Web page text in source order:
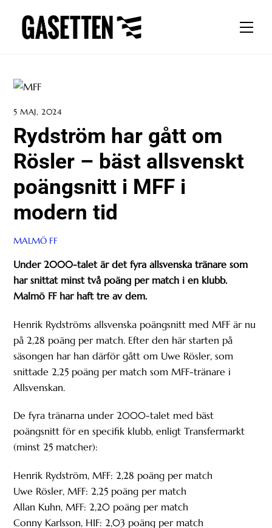
content
5 MAJ, 2024
Rydström har gått om
Rösler – bäst allsvenskt
poängsnitt i MFF i
modern tid
MALMÖ FF
Under 2000-talet är det fyra allsvenska tränare som
har snittat minst två poäng per match i en klubb.
Malmö FF har haft tre av dem.
Henrik Rydströms allsvenska poängsnitt med MFF är nu
på 2,28 poäng per match. Efter den här starten på
säsongen har han därför gått om Uwe Rösler, som
snittade 2,25 poäng per match som MFF-tränare i
Allsvenskan.
De fyra tränarna under 2000-talet med bäst
poängsnitt för en specifik klubb, enligt Transfermarkt
(minst 25 matcher):
Henrik Rydström, MFF: 2,28 poäng per match
Uwe Rösler, MFF: 2,25 poäng per match
Allan Kuhn, MFF: 2,20 poäng per match
Conny Karlsson, HIF: 2,03 poäng per match